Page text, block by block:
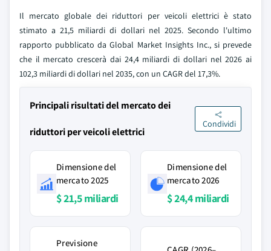
Il mercato globale dei riduttori per veicoli elettrici è stato
stimato a 21,5 miliardi di dollari nel 2025. Secondo l'ultimo
rapporto pubblicato da Global Market Insights Inc., si prevede
che il mercato crescerà dai 24,4 miliardi di dollari nel 2026 ai
102,3 miliardi di dollari nel 2035, con un CAGR del 17,3%.
Principali risultati del mercato dei
riduttori per veicoli elettrici
Condividi
Dimensione del
mercato 2025
$ 21,5 miliardi
Dimensione del
mercato 2026
$ 24,4 miliardi
Previsione